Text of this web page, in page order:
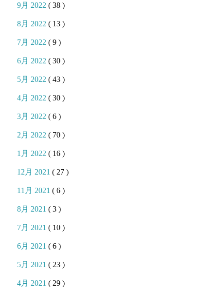
9月 2022( 38 )
8月 2022( 13 )
7月 2022( 9 )
6月 2022( 30 )
5月 2022( 43 )
4月 2022( 30 )
3月 2022( 6 )
2月 2022( 70 )
1月 2022( 16 )
12月 2021( 27 )
11月 2021( 6 )
8月 2021( 3 )
7月 2021( 10 )
6月 2021( 6 )
5月 2021( 23 )
4月 2021( 29 )